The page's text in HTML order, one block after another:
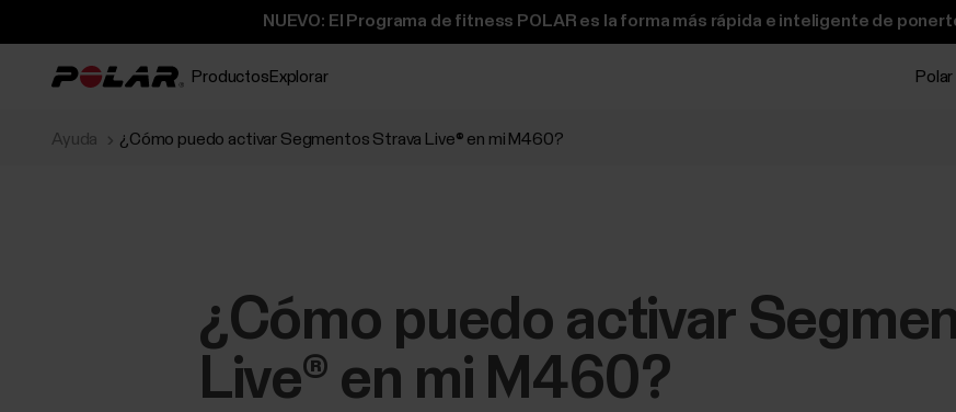
NUEVO: El Programa de fitness POLAR es la forma más rápida e inteligente de
Productos Explorar
Ayuda ¿Cómo puedo activar Segmentos Strava Live® en mi M460?
¿Cómo puedo activar
Live® en mi M460?